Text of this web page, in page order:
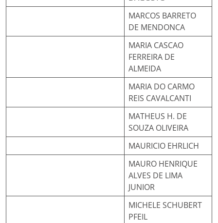
MARCOS BARRETO
DE MENDONCA
MARIA CASCAO
FERREIRA DE
ALMEIDA
MARIA DO CARMO
REIS CAVALCANTI
MATHEUS H. DE
SOUZA OLIVEIRA
MAURICIO EHRLICH
MAURO HENRIQUE
ALVES DE LIMA
JUNIOR
MICHELE SCHUBERT
PFEIL